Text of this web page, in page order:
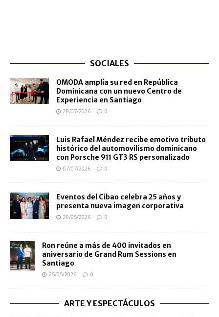
SOCIALES
OMODA amplía su red en República
Dominicana con un nuevo Centro de
Experiencia en Santiago
28/07/2026 0
Luis Rafael Méndez recibe emotivo tributo
histórico del automovilismo dominicano
con Porsche 911 GT3 RS personalizado
07/07/2026 0
Eventos del Cibao celebra 25 años y
presenta nueva imagen corporativa
29/05/2026 0
Ron reúne a más de 400 invitados en
aniversario de Grand Rum Sessions en
Santiago
25/05/2026 0
ARTE Y ESPECTÁCULOS